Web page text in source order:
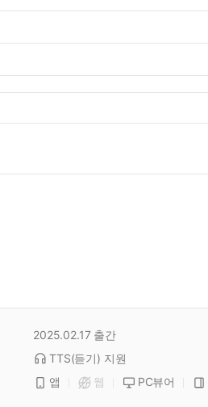
2025.02.17 출간
TTS(듣기) 지원
앱 웹 PC뷰어